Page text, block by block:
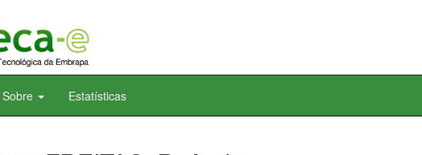
Sobre Estatísticas